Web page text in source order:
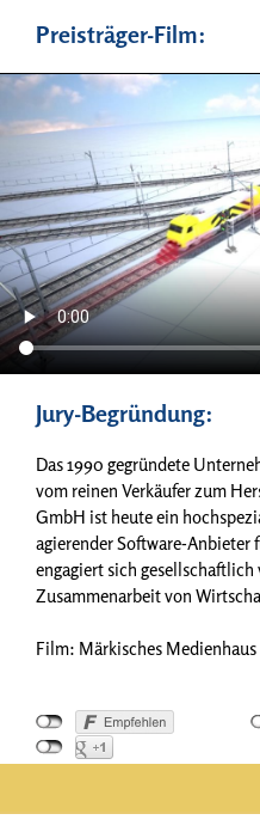
Preisträger-Film:
Jury-Begründung:
Das 1990 gegründete
vom reinen Verkäufer zum
GmbH ist heute ein
agierender Software-Anbieter
engagiert sich
Zusammenarbeit von
Film: Märkisches Medienhaus